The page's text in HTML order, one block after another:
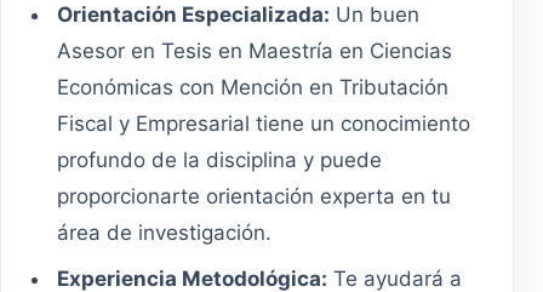
Orientación Especializada: Un buen
Asesor en Tesis en Maestría en Ciencias
Económicas con Mención en Tributación
Fiscal y Empresarial tiene un conocimiento
profundo de la disciplina y puede
proporcionarte orientación experta en tu
área de investigación.
Experiencia Metodológica: Te ayudará a